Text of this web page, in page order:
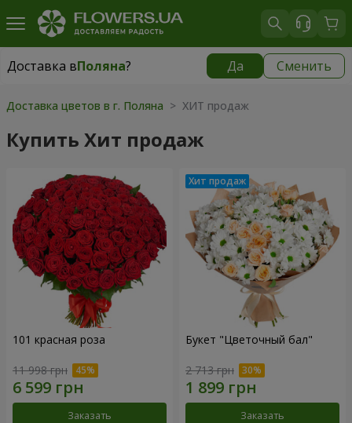
Доставка вПоляна? Да Сменить
Доставка вПоляна|
Доставка цветов в г. Поляна > ХИТ продаж
Купить Хит продаж
101 красная роза
11 998 грн
Заказать
Букет "Цветочный бал"
2 713 грн
Заказать